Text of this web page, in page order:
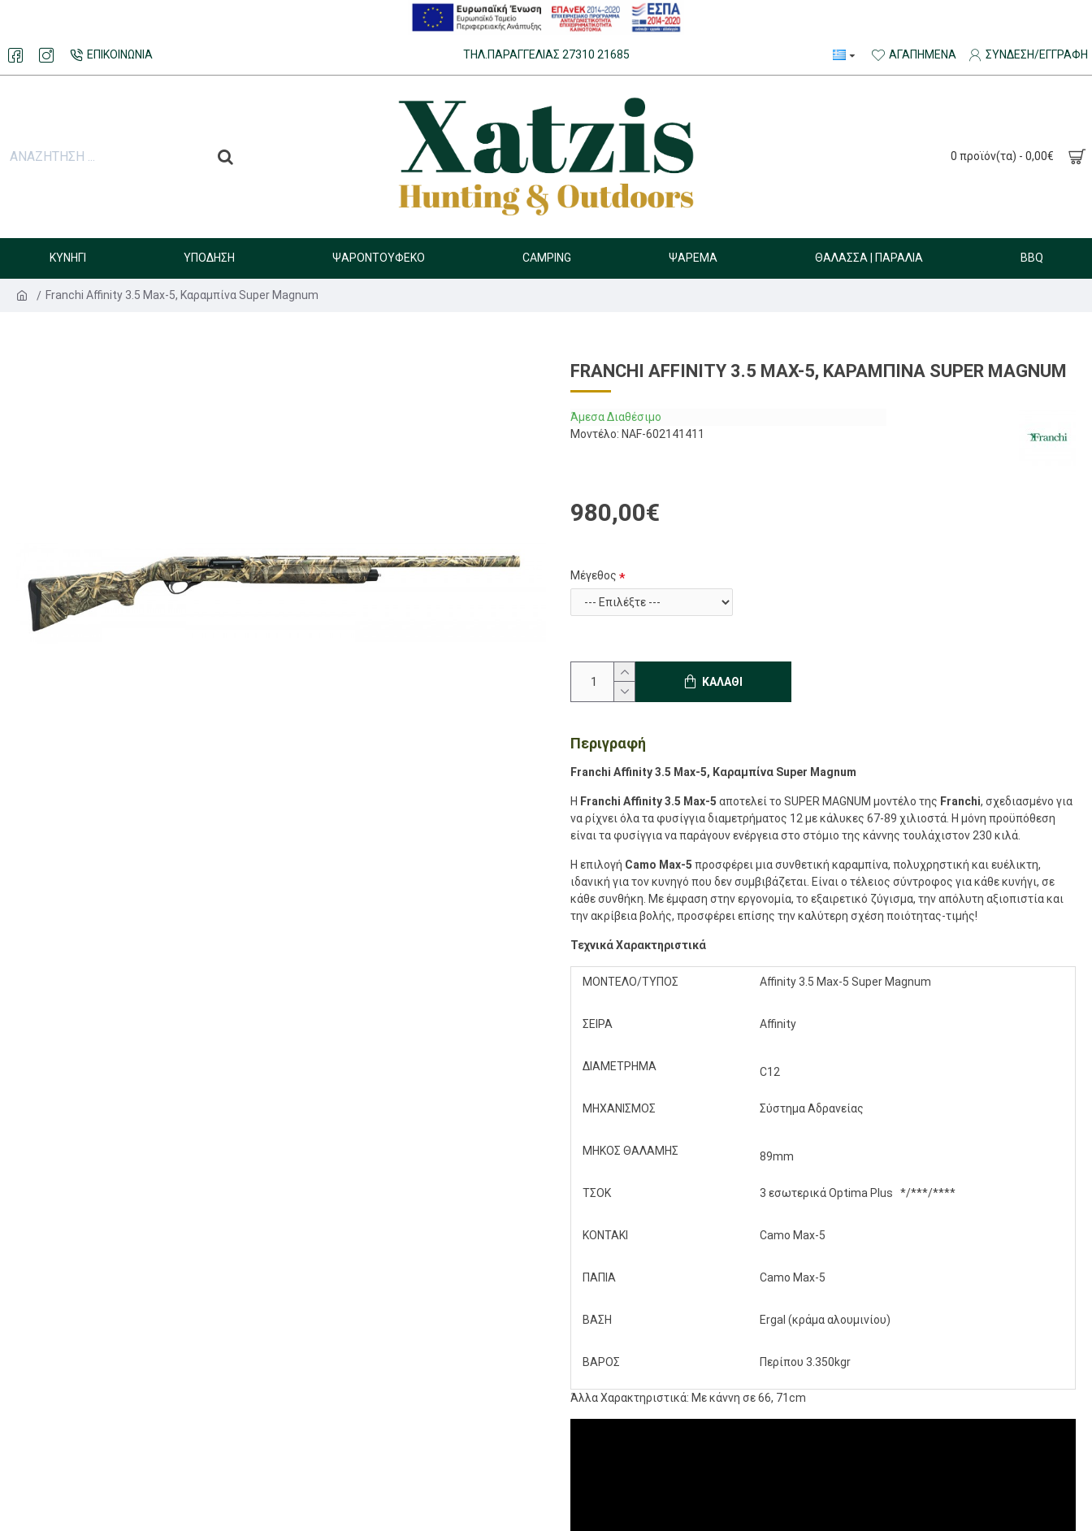
ΕΠΙΚΟΙΝΩΝΊΑ ΤΗΛ.ΠΑΡΑΓΓΕΛΊΑΣ 27310 21685 ΑΓΑΠΗΜΈΝΑ ΣΎΝΔΕΣΗ/ΕΓΓΡΑΦΉ
0 προϊόν(τα) - 0,00€
ΚΥΝΉΓΙ ΥΠΌΔΗΣΗ ΨΑΡΟΝΤΟΎΦΕΚΟ CAMPING ΨΆΡΕΜΑ ΘΆΛΑΣΣΑ | ΠΑΡΑΛΊΑ BBQ
Franchi Affinity 3.5 Max-5, Καραμπίνα Super Magnum
FRANCHI AFFINITY 3.5 MAX-5, ΚΑΡΑΜΠΊΝΑ SUPER MAGNUM
Άμεσα Διαθέσιμο
Μοντέλο: NAF-602141411
980,00€
Μέγεθος
ΚΑΛΆΘΙ
Περιγραφή
Franchi Affinity 3.5 Max-5, Καραμπίνα Super Magnum
Η Franchi Affinity 3.5 Max-5 αποτελεί το SUPER MAGNUM μοντέλο της Franchi, σχεδιασμένο για
να ρίχνει όλα τα φυσίγγια διαμετρήματος 12 με κάλυκες 67-89 χιλιοστά. Η μόνη προϋπόθεση
είναι τα φυσίγγια να παράγουν ενέργεια στο στόμιο της κάννης τουλάχιστον 230 κιλά.
Η επιλογή Camo Max-5 προσφέρει μια συνθετική καραμπίνα, πολυχρηστική και ευέλικτη,
ιδανική για τον κυνηγό που δεν συμβιβάζεται. Είναι ο τέλειος σύντροφος για κάθε κυνήγι, σε
κάθε συνθήκη. Με έμφαση στην εργονομία, το εξαιρετικό ζύγισμα, την απόλυτη αξιοπιστία και
την ακρίβεια βολής, προσφέρει επίσης την καλύτερη σχέση ποιότητας-τιμής!
Τεχνικά Χαρακτηριστικά
ΜΟΝΤΕΛΟ/ΤΥΠΟΣ Affinity 3.5 Max-5 Super Magnum
ΣΕΙΡΑ Affinity
ΔΙΑΜΕΤΡΗΜΑ C12
ΜΗΧΑΝΙΣΜΟΣ Σύστημα Αδρανείας
ΜΗΚΟΣ ΘΑΛΑΜΗΣ 89mm
ΤΣΟΚ 3 εσωτερικά Optima Plus */***/****
ΚΟNΤΑΚΙ Camo Max-5
ΠΑΠΙΑ Camo Max-5
ΒΑΣΗ Ergal (κράμα αλουμινίου)
ΒΑΡΟΣ Περίπου 3.350kgr
Άλλα Χαρακτηριστικά: Mε κάννη σε 66, 71cm